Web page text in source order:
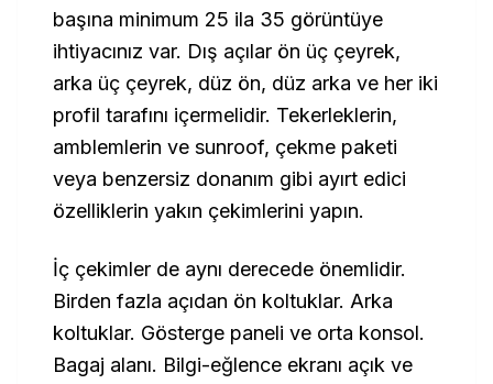
başına minimum 25 ila 35 görüntüye
ihtiyacınız var. Dış açılar ön üç çeyrek,
arka üç çeyrek, düz ön, düz arka ve her iki
profil tarafını içermelidir. Tekerleklerin,
amblemlerin ve sunroof, çekme paketi
veya benzersiz donanım gibi ayırt edici
özelliklerin yakın çekimlerini yapın.
İç çekimler de aynı derecede önemlidir.
Birden fazla açıdan ön koltuklar. Arka
koltuklar. Gösterge paneli ve orta konsol.
Bagaj alanı. Bilgi-eğlence ekranı açık ve